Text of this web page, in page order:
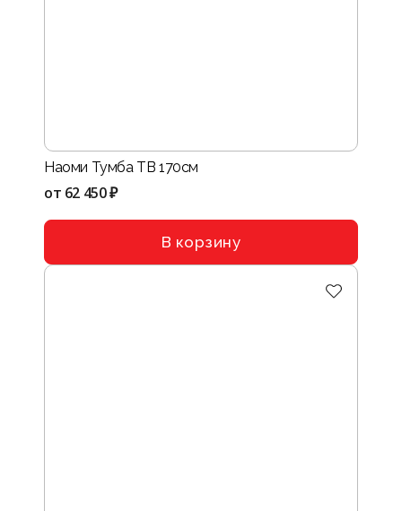
Наоми Тумба ТВ 170см
от 62 450 ₽
В корзину